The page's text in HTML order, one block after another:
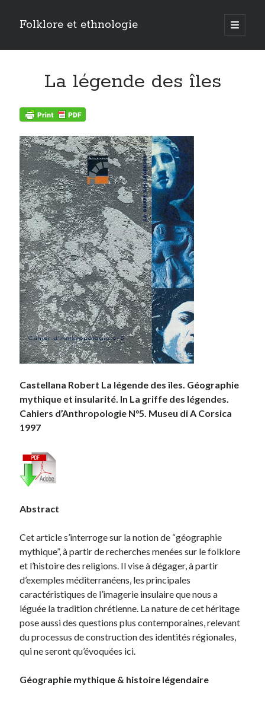
Folklore et ethnologie
open
primary
La légende des îles
Castellana Robert La légende des îles. Géographie
mythique et insularité. In La griffe des légendes.
Cahiers d’Anthropologie N°5. Museu di A Corsica
1997
Abstract
Cet article s’interroge sur la notion de “géographie
mythique”, à partir de recherches menées sur le folklore
et l’histoire des religions. Il vise à dégager, à partir
d’exemples méditerranéens, les principales
caractéristiques de l’imagerie insulaire que nous a
léguée la tradition chrétienne. La nature de cet héritage
pose aussi des questions plus contemporaines, relevant
du processus de construction des identités régionales,
qui ne seront qu’évoquées ici.
Géographie mythique & histoire légendaire